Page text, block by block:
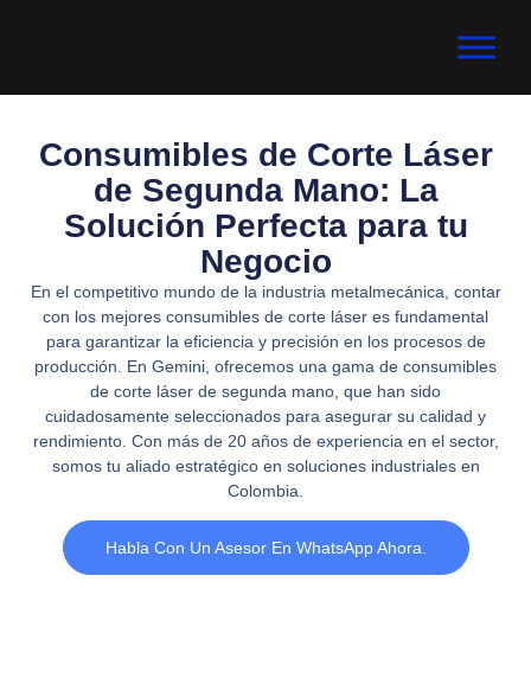
Consumibles de Corte Láser
de Segunda Mano: La
Solución Perfecta para tu
Negocio
En el competitivo mundo de la industria metalmecánica, contar
con los mejores consumibles de corte láser es fundamental
para garantizar la eficiencia y precisión en los procesos de
producción. En Gemini, ofrecemos una gama de consumibles
de corte láser de segunda mano, que han sido
cuidadosamente seleccionados para asegurar su calidad y
rendimiento. Con más de 20 años de experiencia en el sector,
somos tu aliado estratégico en soluciones industriales en
Colombia.
Habla Con Un Asesor En WhatsApp Ahora.